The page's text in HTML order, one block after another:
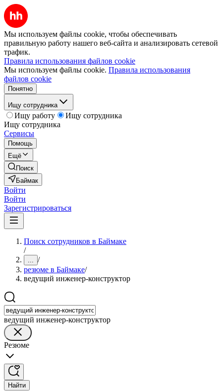
Мы используем файлы cookie, чтобы обеспечивать
правильную работу нашего веб-сайта и анализировать сетевой
трафик.
Правила использования файлов cookie
Мы используем файлы cookie. Правила использования
файлов cookie
Понятно
Ищу сотрудника
Ищу работу
Ищу сотрудника
Ищу сотрудника
Сервисы
Помощь
Ещё
Поиск
Баймак
Войти
Войти
Зарегистрироваться
Поиск сотрудников в Баймаке
/
... /
резюме в Баймаке/
ведущий инженер-конструктор
ведущий инженер-конструктор
Резюме
Найти